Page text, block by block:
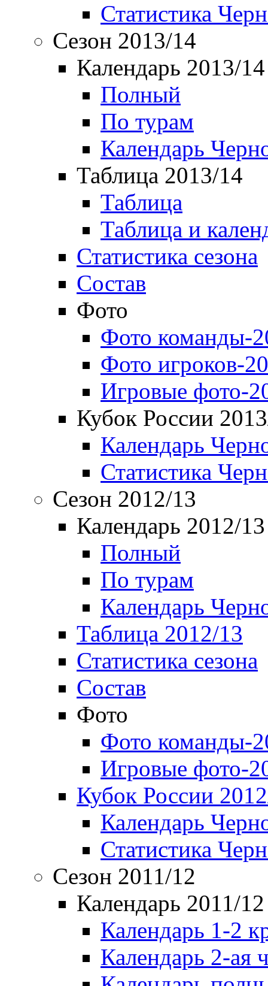
Статистика
Сезон 2013/14
Календарь 2013/14
Полный
По турам
Календарь
Таблица 2013/14
Таблица
Таблица и
Статистика сезона
Состав
Фото
Фото команды-
Фото игроков-
Игровые фото-
Кубок России
Календарь
Статистика
Сезон 2012/13
Календарь 2012/13
Полный
По турам
Календарь
Таблица 2012/13
Статистика сезона
Состав
Фото
Фото команды-
Игровые фото-
Кубок России
Календарь
Статистика
Сезон 2011/12
Календарь 2011/12
Календарь 1-2
Календарь 2-ая